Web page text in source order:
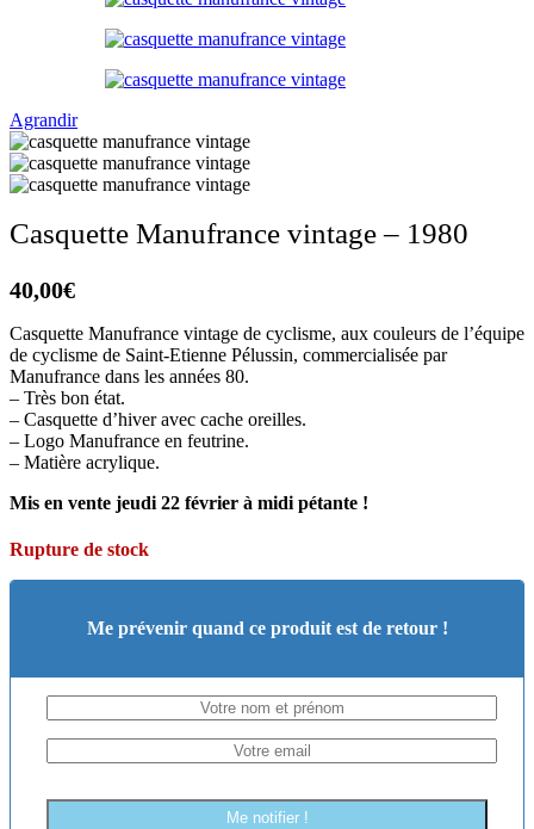
Agrandir
Casquette Manufrance vintage – 1980
40,00€
Casquette Manufrance vintage de cyclisme, aux couleurs de l’équipe
de cyclisme de Saint-Etienne Pélussin, commercialisée par
Manufrance dans les années 80.
– Très bon état.
– Casquette d’hiver avec cache oreilles.
– Logo Manufrance en feutrine.
– Matière acrylique.
Mis en vente jeudi 22 février à midi pétante !
Rupture de stock
Me prévenir quand ce produit est de retour !
Me notifier !